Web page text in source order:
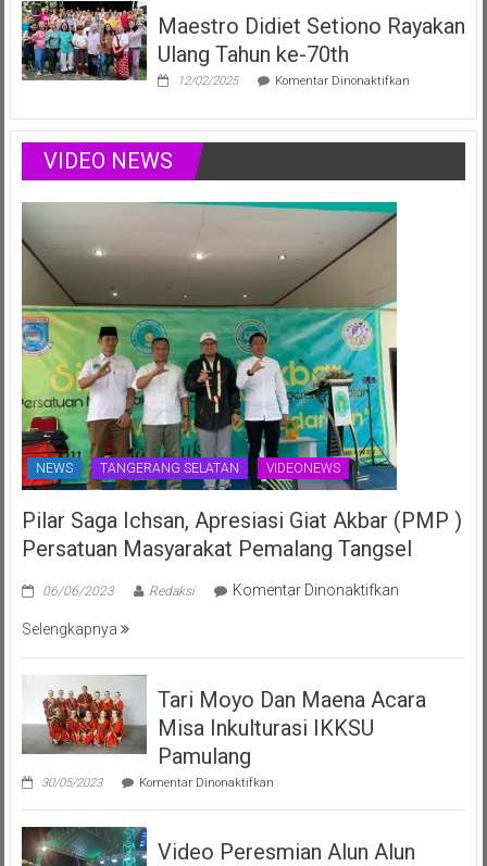
Positif
Anak
Sumsel
Siap
Harumkan
Ajang
Juli
Maestro Didiet Setiono Rayakan
Ulang Tahun ke-70th
12/02/2025 Komentar Dinonaktifkanpada
Setiono
Rayakan
Tahun
VIDEO NEWS
NEWS TANGERANG SELATAN VIDEONEWS
Pilar Saga Ichsan, Apresiasi Giat Akbar (PMP )
Persatuan Masyarakat Pemalang Tangsel
06/06/2023 Redaksi Komentar Dinonaktifkanpada
Ichsan,
Giat
Tangsel
Selengkapnya
Tari Moyo Dan Maena Acara
Misa Inkulturasi IKKSU
Pamulang
30/05/2023 Komentar Dinonaktifkanpada
Moyo
Maena
Video Peresmian Alun Alun